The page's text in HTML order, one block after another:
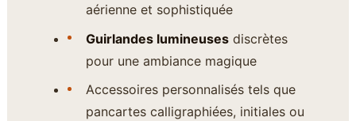
aérienne et sophistiquée
Guirlandes lumineusesdiscrètes
pour une ambiance magique
Accessoires personnalisés tels que
pancartes calligraphiées, initiales ou